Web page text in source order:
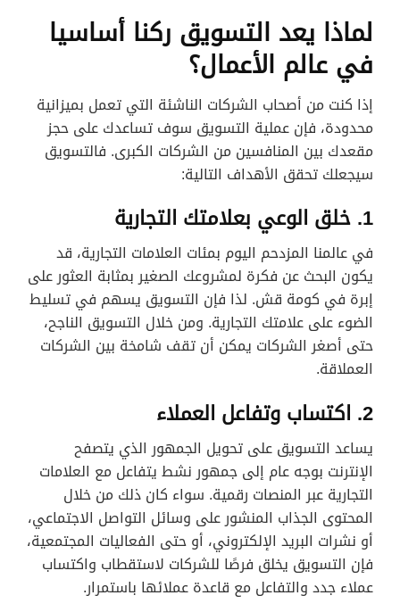
لماذا يعد التسويق ركنا أساسيا
في عالم الأعمال؟
إذا كنت من أصحاب الشركات الناشئة التي تعمل بميزانية
محدودة، فإن عملية التسويق سوف تساعدك على حجز
مقعدك بين المنافسين من الشركات الكبرى. فالتسويق
سيجعلك تحقق الأهداف التالية:
1. خلق الوعي بعلامتك التجارية
في عالمنا المزدحم اليوم بمئات العلامات التجارية، قد
يكون البحث عن فكرة لمشروعك الصغير بمثابة العثور على
إبرة في كومة قش. لذا فإن التسويق يسهم في تسليط
الضوء على علامتك التجارية. ومن خلال التسويق الناجح،
حتى أصغر الشركات يمكن أن تقف شامخة بين الشركات
العملاقة.
2. اكتساب وتفاعل العملاء
يساعد التسويق على تحويل الجمهور الذي يتصفح
الإنترنت بوجه عام إلى جمهور نشط يتفاعل مع العلامات
التجارية عبر المنصات رقمية. سواء كان ذلك من خلال
المحتوى الجذاب المنشور على وسائل التواصل الاجتماعي،
أو نشرات البريد الإلكتروني، أو حتى الفعاليات المجتمعية،
فإن التسويق يخلق فرصًا للشركات لاستقطاب واكتساب
عملاء جدد والتفاعل مع قاعدة عملائها باستمرار.